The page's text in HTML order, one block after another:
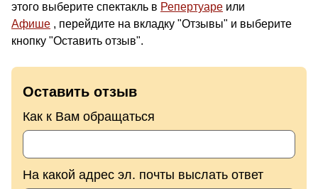
этого выберите спектакль в Репертуаре или
Афише , перейдите на вкладку "Отзывы" и выберите
кнопку "Оставить отзыв".
Оставить отзыв
Как к Вам обращаться
На какой адрес эл. почты выслать ответ